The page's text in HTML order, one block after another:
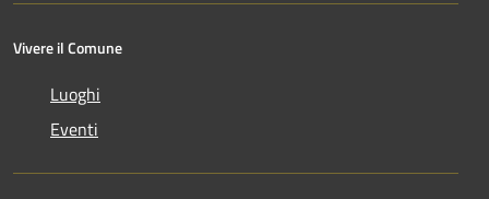
Vivere il Comune
Luoghi
Eventi